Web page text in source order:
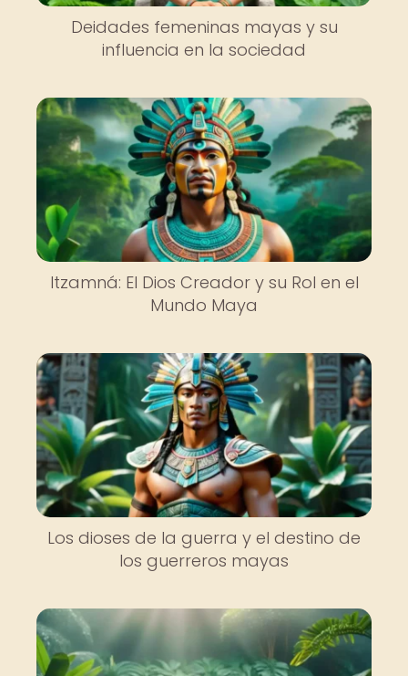
Deidades femeninas mayas y su
influencia en la sociedad
Itzamná: El Dios Creador y su Rol en el
Mundo Maya
Los dioses de la guerra y el destino de
los guerreros mayas